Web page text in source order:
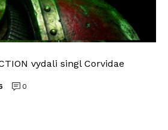
vydali singl Corvidae
0